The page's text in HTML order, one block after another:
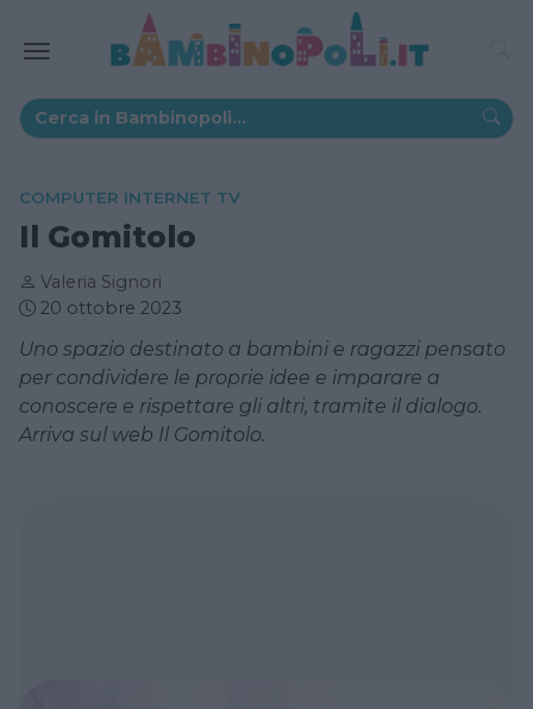
COMPUTER INTERNET TV
Il Gomitolo
Valeria Signori
20 ottobre 2023
Uno spazio destinato a bambini e ragazzi pensato
per condividere le proprie idee e imparare a
conoscere e rispettare gli altri, tramite il dialogo.
Arriva sul web Il Gomitolo.